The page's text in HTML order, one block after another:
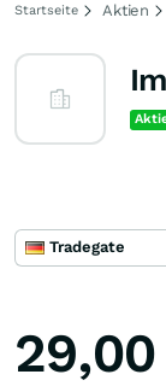
Startseite Aktien
Tradegate
29,00